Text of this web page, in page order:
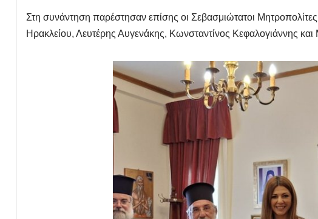
Στη συνάντηση παρέστησαν επίσης οι Σεβασμιώτατοι
Ηρακλείου, Λευτέρης Αυγενάκης, Κωνσταντίνος Κεφαλογιάννης και